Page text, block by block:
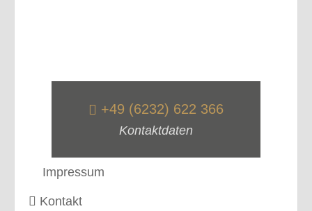
+49 (6232) 622 366
Kontaktdaten
Impressum
Kontakt